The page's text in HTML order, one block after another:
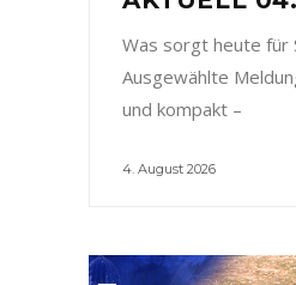
Was sorgt heute für
Ausgewählte
und kompakt –
4. August 2026